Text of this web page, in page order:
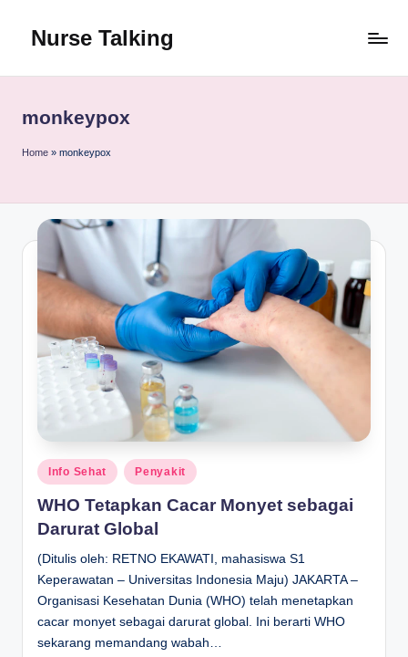
Nurse Talking
monkeypox
Home » monkeypox
Posted
in
Info Sehat Penyakit
WHO Tetapkan Cacar Monyet sebagai
Darurat Global
(Ditulis oleh: RETNO EKAWATI, mahasiswa S1
Keperawatan – Universitas Indonesia Maju) JAKARTA –
Organisasi Kesehatan Dunia (WHO) telah menetapkan
cacar monyet sebagai darurat global. Ini berarti WHO
sekarang memandang wabah…